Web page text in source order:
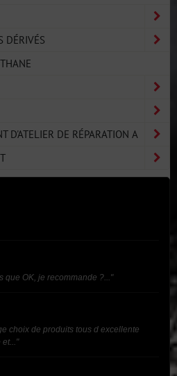
DÉRIVÉS
D'ATELIER DE RÉPARATION A
que OK, je recommande ?..."
choix de produits tous d excellente